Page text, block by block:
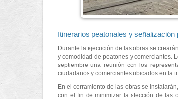
Itinerarios peatonales y
Durante la ejecución de las obras se
y comodidad de peatones y comerciantes.
septiembre una reunión con los
ciudadanos y comerciantes ubicados en la
En el cerramiento de las obras se
con el fin de minimizar la afección de las